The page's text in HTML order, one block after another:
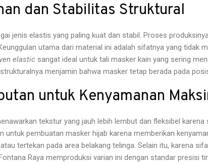
dan Stabilitas Struktural
jenis elastis yang paling kuat dan stabil. Proses
utama dari material ini adalah sifatnya yang
elastic sangat ideal untuk tali masker kain yang sering
menjamin bahwa masker tetap berada pada
untuk Kenyamanan
tekstur yang jauh lebih lembut dan fleksibel
pembuatan masker hijab karena memberikan
tertekan pada area belakang telinga. Selain itu, karena
Raya memproduksi varian ini dengan standar